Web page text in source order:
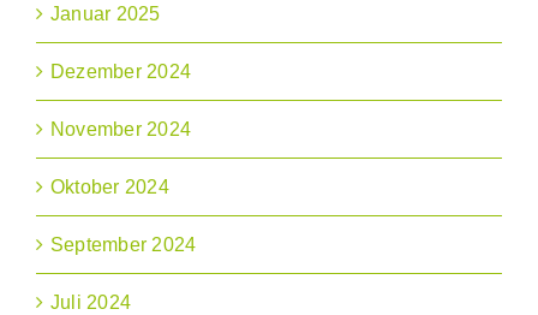
Januar 2025
Dezember 2024
November 2024
Oktober 2024
September 2024
Juli 2024